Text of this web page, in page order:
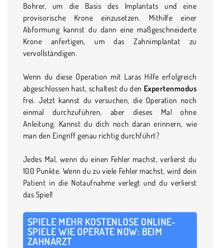
Bohrer, um die Basis des Implantats und eine
provisorische Krone einzusetzen. Mithilfe einer
Abformung kannst du dann eine maßgeschneiderte
Krone anfertigen, um das Zahnimplantat zu
vervollständigen.
Wenn du diese Operation mit Laras Hilfe erfolgreich
abgeschlossen hast, schaltest du den Expertenmodus
frei. Jetzt kannst du versuchen, die Operation noch
einmal durchzuführen, aber dieses Mal ohne
Anleitung. Kannst du dich noch daran erinnern, wie
man den Eingriff genau richtig durchführt?
Jedes Mal, wenn du einen Fehler machst, verlierst du
100 Punkte. Wenn du zu viele Fehler machst, wird dein
Patient in die Notaufnahme verlegt und du verlierst
das Spiel!
SPIELE MEHR KOSTENLOSE ONLINE-
SPIELE WIE OPERATE NOW: BEIM
ZAHNARZT